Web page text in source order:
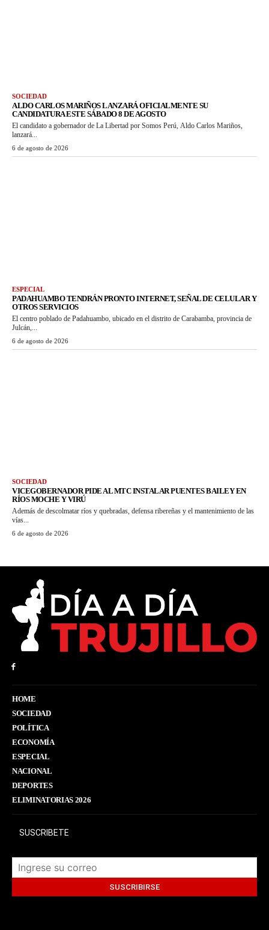
SOCIEDAD
ALDO CARLOS MARIÑOS LANZARÁ OFICIALMENTE SU
CANDIDATURA ESTE SÁBADO 8 DE AGOSTO
El candidato a gobernador de La Libertad por Somos Perú, Aldo Carlos Mariños,
lanzará...
6 de agosto de 2026
ESPECIAL
PADAHUAMBO TENDRÁN PRONTO INTERNET, SEÑAL DE CELULAR Y
OTROS SERVICIOS
El centro poblado de Padahuambo, ubicado en el distrito de Carabamba, provincia de
Julcán,...
6 de agosto de 2026
SOCIEDAD
VICEGOBERNADOR PIDE AL MTC INSTALAR PUENTES BAILEY EN
RÍOS MOCHE Y VIRÚ
Además de descolmatar ríos y quebradas, defensa ribereñas y el mantenimiento de las
vías...
6 de agosto de 2026
HOME
SOCIEDAD
POLÍTICA
ECONOMÍA
ESPECIAL
NACIONAL
DEPORTES
ELIMINATORIAS 2026
SUSCRIBETE